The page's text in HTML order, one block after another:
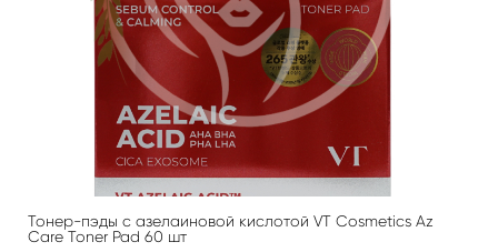
Тонер-пэды с азелаиновой кислотой VT Cosmetics Az
Care Toner Pad 60 шт